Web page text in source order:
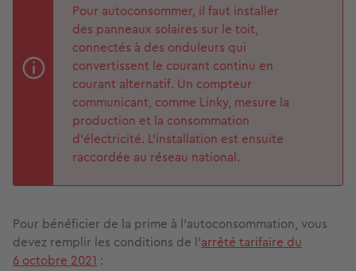
Pour autoconsommer, il faut installer
des panneaux solaires sur le toit,
connectés à des onduleurs qui
convertissent le courant continu en
courant alternatif. Un compteur
communicant, comme Linky, mesure la
production et la consommation
d’électricité. L’installation est ensuite
raccordée au réseau national.
Pour bénéficier de la prime à l’autoconsommation, vous
devez remplir les conditions de l’arrêté tarifaire du
6 octobre 2021 :